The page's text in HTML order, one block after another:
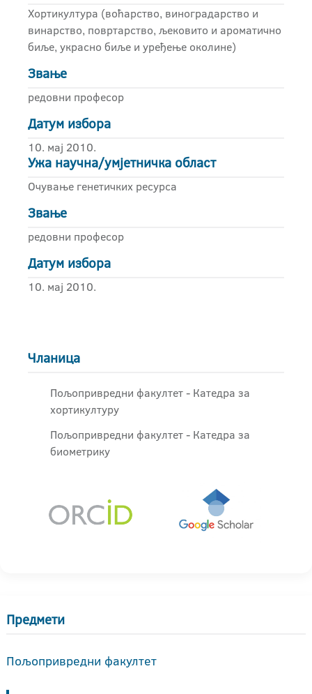
Хортикултура (воћарство, виноградарство и
винарство, повртарство, љековито и ароматично
биље, украсно биље и уређење околине)
Звање
редовни професор
Датум избора
10. мај 2010.
Ужа научна/умјетничка област
Очување генетичких ресурса
Звање
редовни професор
Датум избора
10. мај 2010.
Чланица
Пољопривредни факултет - Катедра за
хортикултуру
Пољопривредни факултет - Катедра за
биометрику
Предмети
Пољопривредни факултет